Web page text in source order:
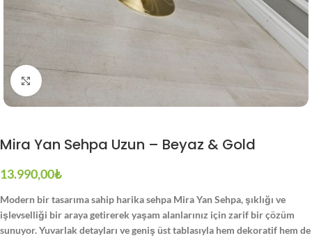
Büyütmek için tıklayın
Mira Yan Sehpa Uzun – Beyaz & Gold
13.990,00₺
Modern bir tasarıma sahip harika sehpa Mira Yan Sehpa, şıklığı ve
işlevselliği bir araya getirerek yaşam alanlarınız için zarif bir çözüm
sunuyor. Yuvarlak detayları ve geniş üst tablasıyla hem dekoratif hem de